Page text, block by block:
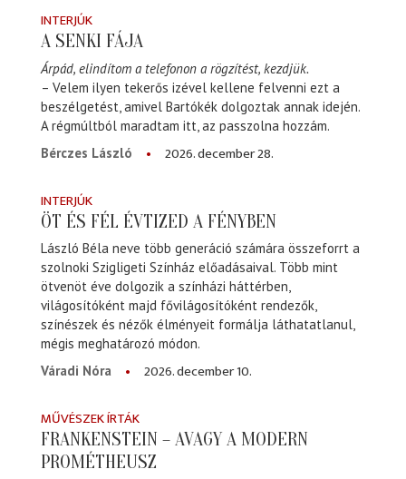
INTERJÚK
A SENKI FÁJA
Árpád, elindítom a telefonon a rögzítést, kezdjük.
– Velem ilyen tekerős izével kellene felvenni ezt a
beszélgetést, amivel Bartókék dolgoztak annak idején.
A régmúltból maradtam itt, az passzolna hozzám.
Bérczes László
2026. december 28.
INTERJÚK
ÖT ÉS FÉL ÉVTIZED A FÉNYBEN
László Béla neve több generáció számára összeforrt a
szolnoki Szigligeti Színház előadásaival. Több mint
ötvenöt éve dolgozik a színházi háttérben,
világosítóként majd fővilágosítóként rendezők,
színészek és nézők élményeit formálja láthatatlanul,
mégis meghatározó módon.
Váradi Nóra
2026. december 10.
MŰVÉSZEK ÍRTÁK
FRANKENSTEIN – AVAGY A MODERN
PROMÉTHEUSZ